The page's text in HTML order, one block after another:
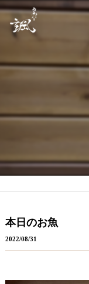
本日のお魚
2022/08/31